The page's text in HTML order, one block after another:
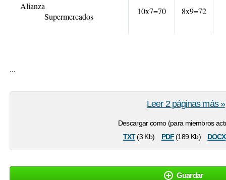
Alianza
Supermercados
10x7=70 8x9=72
...
Descargar como (para miembros
txt(3 Kb) pdf(189 Kb) docx
Leer 2 páginas más »
Guardar